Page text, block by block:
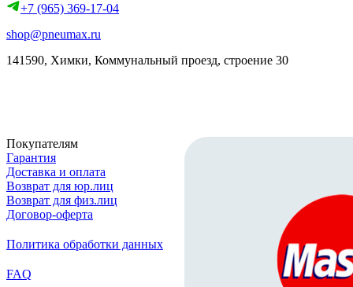
+7 (965) 369-17-04
shop@pneumax.ru
141590, Химки, Коммунальный проезд, строение 30
Покупателям
Гарантия
Доставка и оплата
Возврат для юр.лиц
Возврат для физ.лиц
Договор-оферта
Политика обработки данных
FAQ